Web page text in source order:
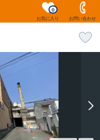
お気に入り
0
お問い合わせ